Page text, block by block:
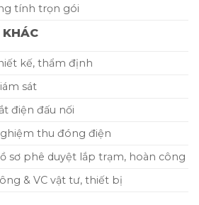
tính trọn gói
KHÁC
kế, thẩm định
sát
điện đấu nối
thu đóng điện
sơ phê duyệt lắp trạm, hoàn công
& VC vật tư, thiết bị